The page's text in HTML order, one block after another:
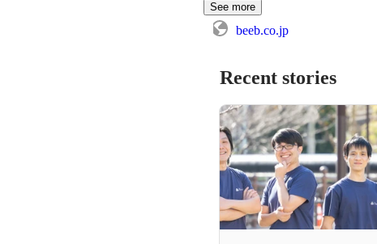
See more
beeb.co.jp
Recent stories